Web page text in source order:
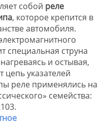
собой реле
, которое крепится в
автомобиля.
специальная струна
и остывая,
цепь указателей
реле применялись на
семейства: